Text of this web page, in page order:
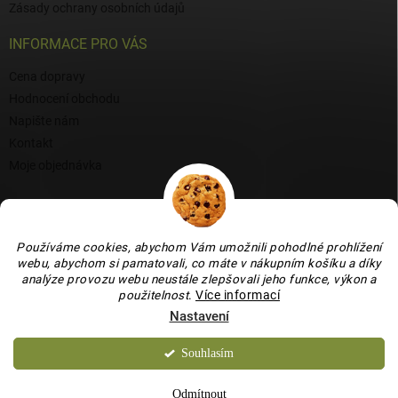
Používáme cookies, abychom Vám umožnili pohodlné prohlížení
webu, abychom si pamatovali, co máte v nákupním košíku a díky
analýze provozu webu neustále zlepšovali jeho funkce, výkon a
použitelnost. Více informací
Nastavení
Odmítnout
Souhlasím
Zásady ochrany osobních údajů
INFORMACE PRO VÁS
Proč si vybrat naši keramiku?
Jak vybrat vánoční venkovní dekoraci: tipy a inspirace
Co dokážou vaječné skořápky v zahradě, květináči i na balkoně
Bydlení je hračka. Všechna práva vyhrazena.
nastavení cookies